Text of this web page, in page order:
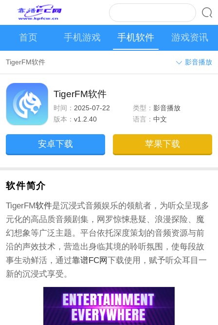
首页 手机游戏 手机软件 游戏资讯
TigerFM软件 影音播放
TigerFM软件
时间： 2025-07-22 类型：影音播放
版本：v1.2.40 语言：中文
安卓下载 苹果下载
软件简介
TigerFM软件是沉浸式音频娱乐的领航者，为听众呈现多
元化的高品质音频剧集，网罗惊悚悬疑、浪漫探险、魔
幻想象等广泛主题。平台依托深度策划的音频资源与前
沿的声效技术，营造出身临其境的聆听氛围，使每段故
事生动鲜活，通过靠谱FC网下载使用，赋予听众耳目一
新的沉浸式享受。